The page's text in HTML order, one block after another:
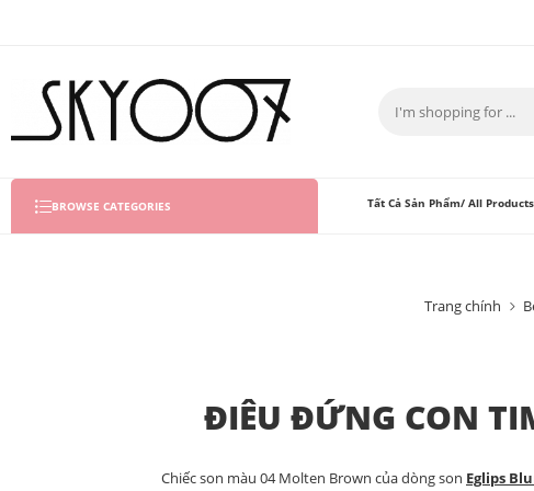
BROWSE CATEGORIES Tất Cả Sản Phẩm/ All Products
Trang chính
ĐIÊU ĐỨNG CON
Chiếc son màu 04 Molten Brown của dòng son Eglips